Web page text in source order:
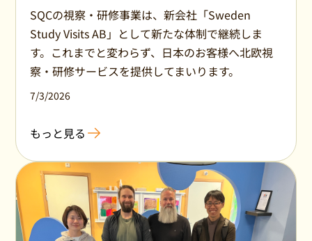
SQCの視察・研修事業は、新会社「Sweden
Study Visits AB」として新たな体制で継続しま
す。これまでと変わらず、日本のお客様へ北欧視
察・研修サービスを提供してまいります。
7/3/2026
もっと見る